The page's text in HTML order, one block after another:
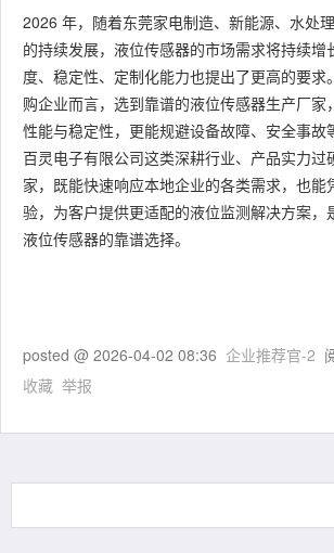
2026 年，随着东莞家电制造、新能源、水处
的持续发展，液位传感器的市场需求将持续增
度、稳定性、定制化能力也提出了更高的要求
购企业而言，选到靠谱的液位传感器生产厂家
性能与稳定性，更能规避设备故障、安全事故
百灵电子有限公司这类深耕行业、产品实力过
家，既能快速响应本地企业的各类需求，也能
验，为客户提供更适配的液位监测解决方案，
液位传感器的靠谱选择。
posted @ 2026-04-02 08:36 企业推荐官-2
收藏 举报